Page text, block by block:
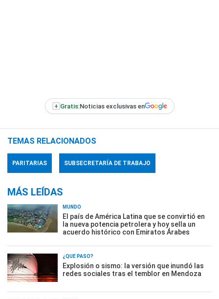
+ Gratis:Noticias exclusivas en
TEMAS RELACIONADOS
PARITARIAS SUBSECRETARÍA DE TRABAJO
MÁS LEÍDAS
MUNDO
El país de América Latina que se convirtió en
la nueva potencia petrolera y hoy sella un
acuerdo histórico con Emiratos Árabes
¿QUÉ PASÓ?
Explosión o sismo: la versión que inundó las
redes sociales tras el temblor en Mendoza